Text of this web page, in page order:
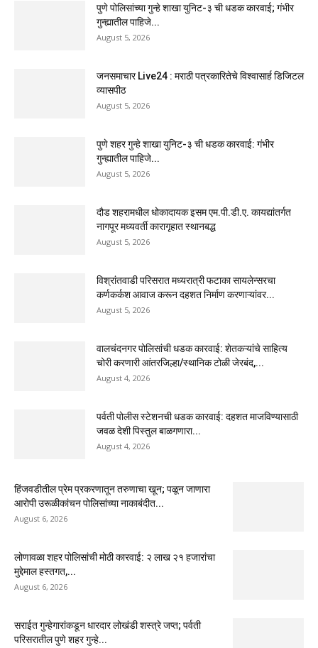
पुणे पोलिसांच्या गुन्हे शाखा युनिट-३ ची धडक कारवाई; गंभीर
गुन्ह्यातील पाहिजे...
August 5, 2026
जनसमाचार Live24 : मराठी पत्रकारितेचे विश्वासार्ह डिजिटल
व्यासपीठ
August 5, 2026
पुणे शहर गुन्हे शाखा युनिट-३ ची धडक कारवाई: गंभीर
गुन्ह्यातील पाहिजे...
August 5, 2026
दौड शहरामधील धोकादायक इसम एम.पी.डी.ए. कायद्यांतर्गत
नागपूर मध्यवर्ती कारागृहात स्थानबद्ध
August 5, 2026
विश्रांतवाडी परिसरात मध्यरात्री फटाका सायलेन्सरचा
कर्णकर्कश आवाज करून दहशत निर्माण करणाऱ्यांवर...
August 5, 2026
वालचंदनगर पोलिसांची धडक कारवाई: शेतकऱ्यांचे साहित्य
चोरी करणारी आंतरजिल्हा/स्थानिक टोळी जेरबंद,...
August 4, 2026
पर्वती पोलीस स्टेशनची धडक कारवाई: दहशत माजविण्यासाठी
जवळ देशी पिस्तुल बाळगणारा...
August 4, 2026
हिंजवडीतील प्रेम प्रकरणातून तरुणाचा खून; पळून जाणारा
आरोपी उरूळीकांचन पोलिसांच्या नाकाबंदीत...
August 6, 2026
लोणावळा शहर पोलिसांची मोठी कारवाई: २ लाख २१ हजारांचा
मुद्देमाल हस्तगत,...
August 6, 2026
सराईत गुन्हेगारांकडून धारदार लोखंडी शस्त्रे जप्त; पर्वती
परिसरातील पुणे शहर गुन्हे...